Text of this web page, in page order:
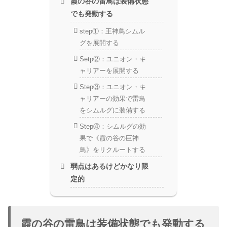
でも発動する
step①：王神鳥シムル
グを展開する
Setp②：ユニオン・キ
ャリアーを展開する
Step③：ユニオン・キ
ャリアーの効果で雷鳥
をシムルグに装備する
Step④：シムルグの効
果で《霞の谷の巨神
鳥》をリクルートする
弱点はあるけどかなり限
定的
霞の谷の雷鳥は装備状態でも発動する